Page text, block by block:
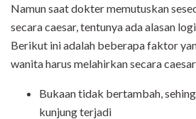
Namun saat dokter memutuskan
secara caesar, tentunya ada alasan
Berikut ini adalah beberapa faktor
wanita harus melahirkan secara
Bukaan tidak bertambah,
kunjung terjadi